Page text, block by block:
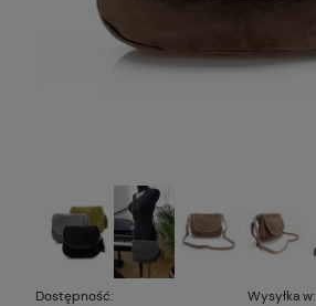
Dostępność:
Wysyłka w: